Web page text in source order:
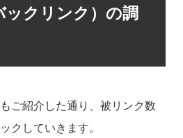
クリンク）の調
ご紹介した通り、被リンク数
クしていきます。